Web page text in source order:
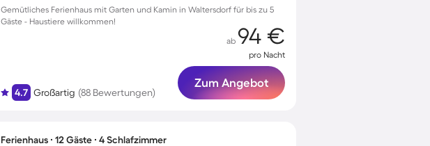
Gemütliches Ferienhaus mit Garten und Kamin in Waltersdorf für bis zu 5
Gäste - Haustiere willkommen!
4.7 Großartig (88 Bewertungen)
ab 94 €
pro Nacht
Zum Angebot
Ferienhaus ∙ 12 Gäste ∙ 4 Schlafzimmer